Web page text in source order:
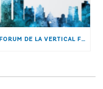
NEXTEAM PRÉSENT AU 82ÈME FORUM DE LA VERTICAL FLIGHT SOCIETY